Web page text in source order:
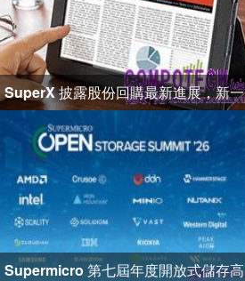
SuperX 披露股份回購最新進展，新一
輪迴購落地堅定長期價值成長
Supermicro 第七屆年度開放式儲存高